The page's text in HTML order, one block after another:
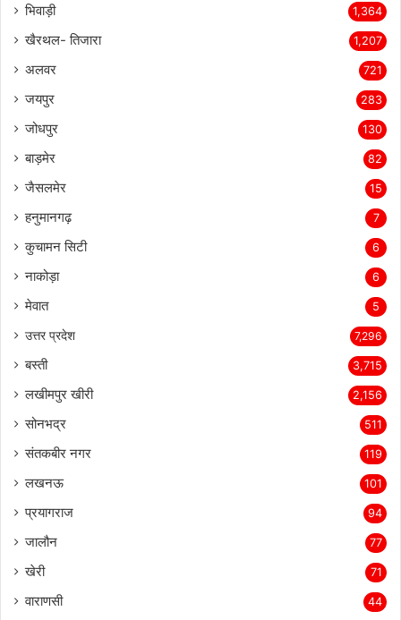
भिवाड़ी 1,364
खैरथल- तिजारा 1,207
अलवर 721
जयपुर 283
जोधपुर 130
बाड़मेर 82
जैसलमेर 15
हनुमानगढ़ 7
कुचामन सिटी 6
नाकोड़ा 6
मेवात 5
उत्तर प्रदेश 7,296
बस्ती 3,715
लखीमपुर खीरी 2,156
सोनभद्र 511
संतकबीर नगर 119
लखनऊ 101
प्रयागराज 94
जालौन 77
खेरी 71
वाराणसी 44